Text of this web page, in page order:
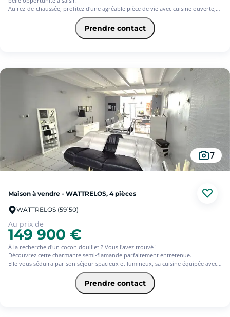
Au rez-de-chaussée, profitez d'une agréable pièce de vie avec cuisine ouverte,
parfaite pour créer un espace chaleureux et fonctionnel. Vous y trouverez
également une salle d'eau avec WC ainsi qu'un espace chaufferie/buanderie
donnant accès à une cour bien exposée.
À l'étage, deux chambres spacieuses d'environ 14 m², offrant de beaux volumes.
Les informations sur les risques auxquels ce bien est exposé sont disponibles
sur le site Géorisques : www. georisques.gouv.fr
(8.25 % d'honoraires TTC à la charge de l'acquéreur.)
Prendre contact
7
Maison à vendre - WATTRELOS, 4 pièces
WATTRELOS (59150)
Au prix de
149 900 €
À la recherche d'un cocon douillet ? Vous l'avez trouvé !
Découvrez cette charmante semi-flamande parfaitement entretenue.
Elle vous séduira par son séjour spacieux et lumineux, sa cuisine équipée avec
coin repas convivial, ainsi que sa salle de bain.
À l'étage, vous trouverez deux belles chambres ainsi que des combles
aménagés, offrant un espace supplémentaire selon vos besoins.
À l'extérieur, laissez-vous charmer par sa terrasse agréable, idéale aux beaux
Prendre contact